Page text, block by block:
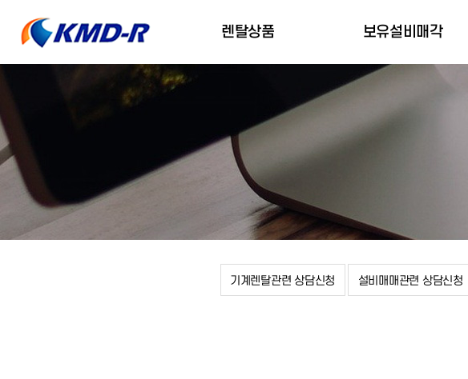
렌탈상품
기계구입 렌탈
보유기계 렌탈
구비서류
보유설비매각
기계렌탈관련 상담신청 설비매매관련 상담신청